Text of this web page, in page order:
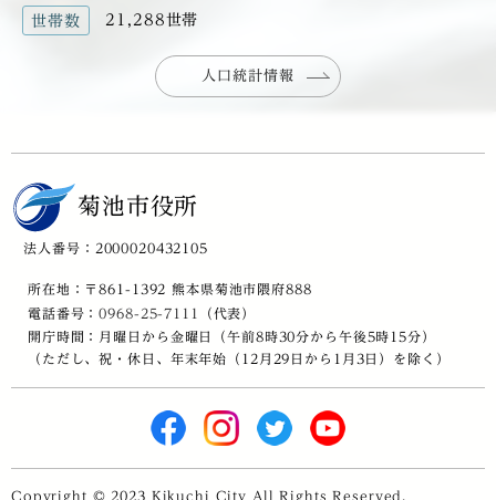
世帯数 21,288世帯
人口統計情報
菊池市役所
法人番号：2000020432105
所在地：〒861-1392 熊本県菊池市隈府888
電話番号：0968-25-7111
（代表）
開庁時間：月曜日から金曜日（午前8時30分から午後5時15分）
（ただし、祝・休日、年末年始（12月29日から1月3日）を除く）
Copyright © 2023 Kikuchi City All Rights Reserved.